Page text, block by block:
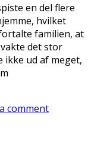
en del flere
hvilket
familien, at
det stor
ikke ud af meget,
comment